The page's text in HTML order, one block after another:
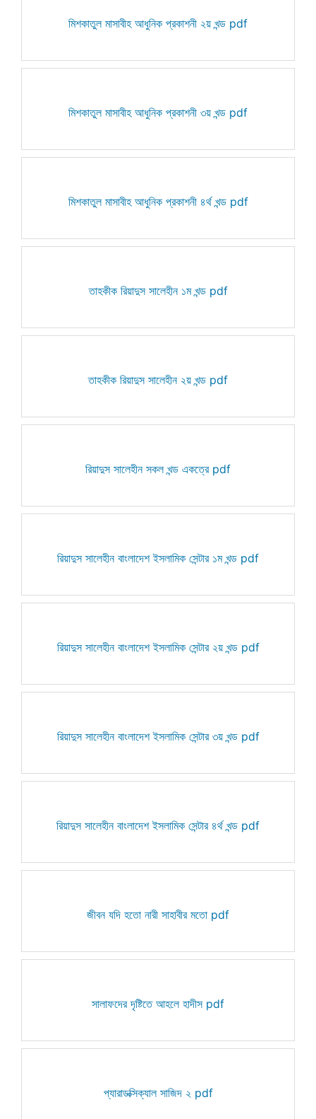
মিশকাতুল মাসাবীহ আধুনিক প্রকাশনী ২য় খন্ড pdf
মিশকাতুল মাসাবীহ আধুনিক প্রকাশনী ৩য় খন্ড pdf
মিশকাতুল মাসাবীহ আধুনিক প্রকাশনী ৪র্থ খন্ড pdf
তাহকীক রিয়াদুস সালেহীন ১ম খন্ড pdf
তাহকীক রিয়াদুস সালেহীন ২য় খন্ড pdf
রিয়াদুস সালেহীন সকল খন্ড একত্রে pdf
রিয়াদুস সালেহীন বাংলাদেশ ইসলামিক সেন্টার ১ম খন্ড pdf
রিয়াদুস সালেহীন বাংলাদেশ ইসলামিক সেন্টার ২য় খন্ড pdf
রিয়াদুস সালেহীন বাংলাদেশ ইসলামিক সেন্টার ৩য় খন্ড pdf
রিয়াদুস সালেহীন বাংলাদেশ ইসলামিক সেন্টার ৪র্থ খন্ড pdf
জীবন যদি হতো নারী সাহাবীর মতো pdf
সালাফদের দৃষ্টিতে আহলে হাদীস pdf
প্যারাডক্সিক্যাল সাজিদ ২ pdf